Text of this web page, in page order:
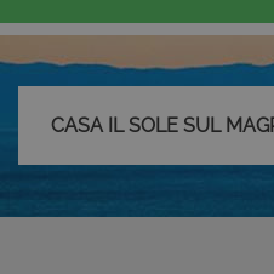
CASA IL SOLE SUL